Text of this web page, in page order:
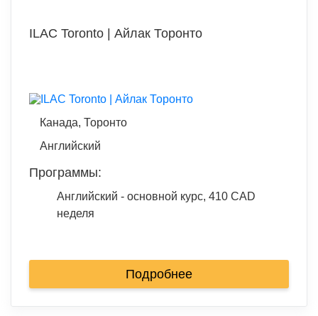
ILAC Toronto | Айлак Торонто
Канада, Торонто
Английский
Программы:
Английский - основной курс, 410 CAD
неделя
Подробнее